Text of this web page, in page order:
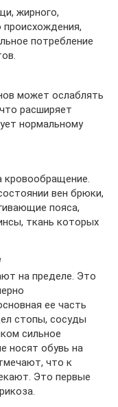
жирного,
потребление
может ослаблять
расширяет
нормальному
кровообращение.
вен брюки,
пояса,
ткань которых
на пределе. Это
ее часть
стопы, сосуды
сильное
носят обувь на
что к
Это первые